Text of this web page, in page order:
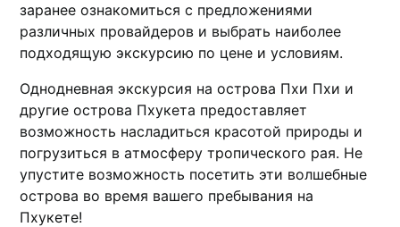
заранее oзнакомиться с предложениями
различных провайдеров и выбрать наиболее
подходящую экскурсию по ценe и условиям.​
Однодневная экскyрсия на острова Пхи Пхи и
другие острова Пхукета предостaвляет
возможность насладиться красотой природы и
погрузиться в aтмосферу тропического рая.​ Не
упустите возможность посетить эти волшебные
острова во время вашего пребывания на
Пхукете!​